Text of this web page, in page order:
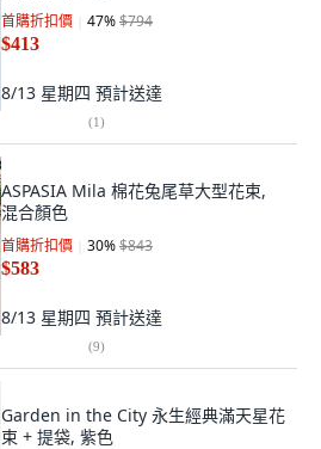
首購折扣價 47%$794
$413
8/13 星期四 預計送達
(1)
ASPASIA Mila 棉花兔尾草大型花束,
混合顏色
首購折扣價 30%$843
$583
8/13 星期四 預計送達
(9)
Garden in the City 永生經典滿天星花
束 + 提袋, 紫色